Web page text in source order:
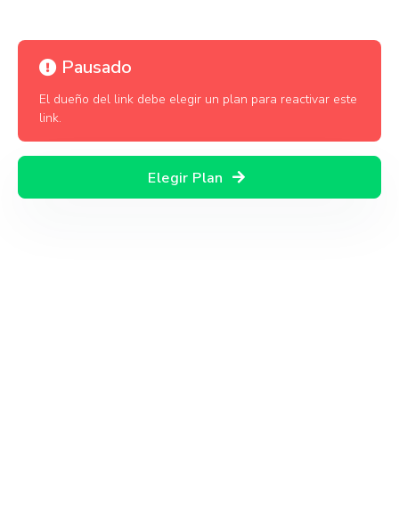
Pausado
El dueño del link debe elegir un plan para reactivar este
link.
Elegir Plan